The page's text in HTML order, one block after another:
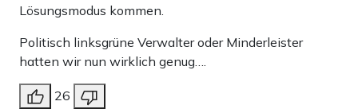
Lösungsmodus kommen.
Politisch linksgrüne Verwalter oder Minderleister
hatten wir nun wirklich genug….
26